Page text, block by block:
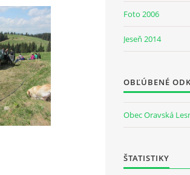
Foto 2006
Jeseň 2014
OBĽÚBENÉ
Obec Oravská
ŠTATISTIKY